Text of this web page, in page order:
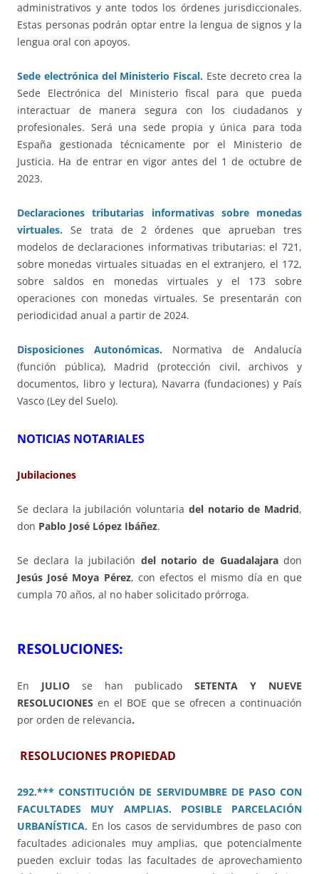
administrativos y ante todos los órdenes jurisdiccionales.
Estas personas podrán optar entre la lengua de signos y la
lengua oral con apoyos.
Sede electrónica del Ministerio Fiscal. Este decreto crea la
Sede Electrónica del Ministerio fiscal para que pueda
interactuar de manera segura con los ciudadanos y
profesionales. Será una sede propia y única para toda
España gestionada técnicamente por el Ministerio de
Justicia. Ha de entrar en vigor antes del 1 de octubre de
2023.
Declaraciones tributarias informativas sobre monedas
virtuales. Se trata de 2 órdenes que aprueban tres
modelos de declaraciones informativas tributarias: el 721,
sobre monedas virtuales situadas en el extranjero, el 172,
sobre saldos en monedas virtuales y el 173 sobre
operaciones con monedas virtuales. Se presentarán con
periodicidad anual a partir de 2024.
Disposiciones Autonómicas. Normativa de Andalucía
(función pública), Madrid (protección civil, archivos y
documentos, libro y lectura), Navarra (fundaciones) y País
Vasco (Ley del Suelo).
NOTICIAS NOTARIALES
Jubilaciones
Se declara la jubilación voluntaria del notario de Madrid,
don Pablo José López Ibáñez.
Se declara la jubilación del notario de Guadalajaradon
Jesús José Moya Pérez, con efectos el mismo día en que
cumpla 70 años, al no haber solicitado prórroga.
RESOLUCIONES:
En JULIO se han publicadoSETENTA Y NUEVE
RESOLUCIONES en el BOE que se ofrecen a continuación
por orden de relevancia.
RESOLUCIONES PROPIEDAD
292.*** CONSTITUCIÓN DE SERVIDUMBRE DE PASO CON
FACULTADES MUY AMPLIAS. POSIBLE PARCELACIÓN
URBANÍSTICA. En los casos de servidumbres de paso con
facultades adicionales muy amplias, que potencialmente
pueden excluir todas las facultades de aprovechamiento